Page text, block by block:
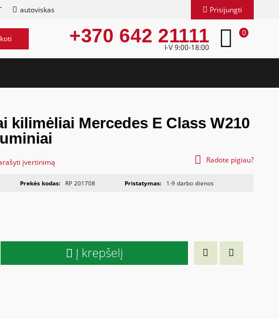
autoviskas Prisijungti
+370 642 21111
I-V 9:00-18:00
0
kilimėliai Mercedes E Class W210
įvertinimą Radote pigiau?
Prekės kodas: RP 201708 Pristatymas: 1-9 darbo dienos
Į krepšelį